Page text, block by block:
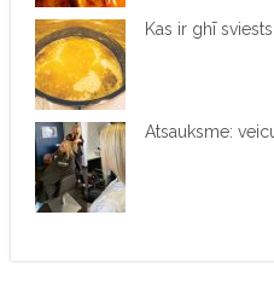
Kas ir ghī sviests
Atsauksme: